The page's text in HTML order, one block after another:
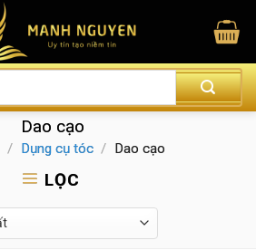
Dao cạo
/ Dụng cụ tóc / Dao cạo
LỌC